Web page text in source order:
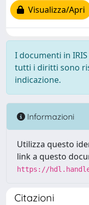
Visualizza/Apri
I documenti in
tutti i diritti sono
indicazione.
Informazioni
Utilizza questo
link a questo
https://
Citazioni